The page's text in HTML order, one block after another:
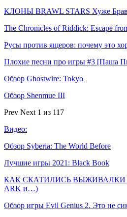
КЛОНЫ BRAWL STARS Хуже
The Chronicles of Riddick: Escape
Русы против ящеров: почему это
Плохие песни про игры #3 [Паша
Обзор Ghostwire: Tokyo
Обзор Shenmue III
Prev Next 1 из 117
Видео:
Обзор Syberia: The World Before
Лучшие игры 2021: Black Book
КАК СКАТИЛИСЬ ВЫЖИВАЛКИ
ARK и…)
Обзор игры Evil Genius 2. Это не